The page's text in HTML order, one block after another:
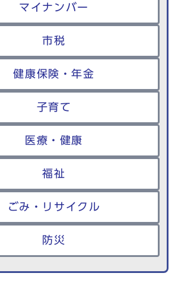
マイナンバー
市税
健康保険・年金
子育て
医療・健康
福祉
ごみ・リサイクル
防災